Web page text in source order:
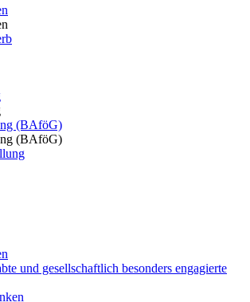
(BAföG)
(BAföG)
und gesellschaftlich besonders engagierte